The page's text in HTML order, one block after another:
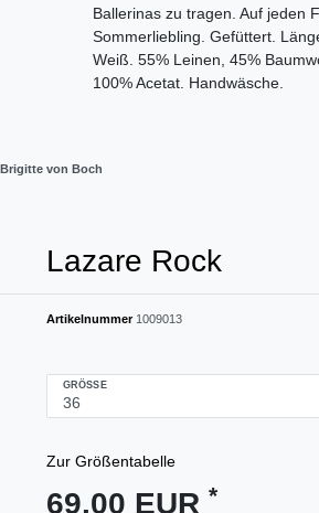
Ballerinas zu tragen. Auf jeden
Sommerliebling. Gefüttert.
Weiß. 55% Leinen, 45%
100% Acetat. Handwäsche.
Brigitte von Boch
Lazare Rock
Artikelnummer 1009013
GRÖSSE
Zur Größentabelle
69,00 EUR *